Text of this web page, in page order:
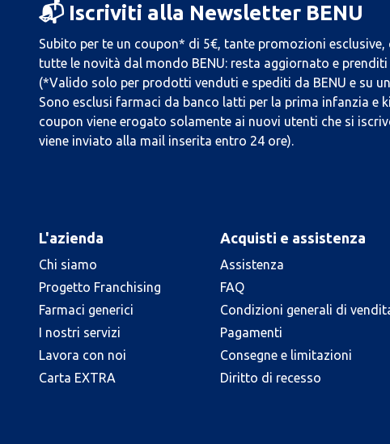
📬 Iscriviti alla Newsletter BENU
Subito per te un coupon* di 5€, tante promozioni esclusive,
tutte le novità dal mondo BENU: resta aggiornato e
(*Valido solo per prodotti venduti e spediti da BENU e su
Sono esclusi farmaci da banco latti per la prima infanzia e
coupon viene erogato solamente ai nuovi utenti che si
viene inviato alla mail inserita entro 24 ore).
L'azienda
Chi siamo
Progetto Franchising
Farmaci generici
I nostri servizi
Lavora con noi
Carta EXTRA
Acquisti e assistenza
Assistenza
FAQ
Condizioni generali di
Pagamenti
Consegne e limitazioni
Diritto di recesso